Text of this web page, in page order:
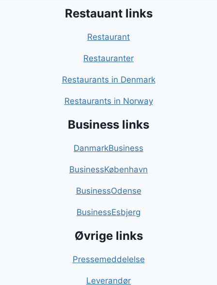
Restauant links
Restaurant
Restauranter
Restaurants in Denmark
Restaurants in Norway
Business links
DanmarkBusiness
BusinessKøbenhavn
BusinessOdense
BusinessEsbjerg
Øvrige links
Pressemeddelelse
Leverandør